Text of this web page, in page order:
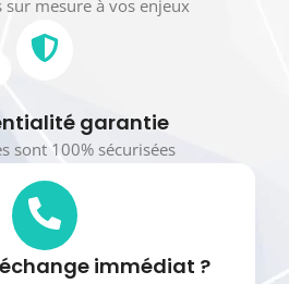
sur mesure à vos enjeux
garantie
sont 100% sécurisées
immédiat ?